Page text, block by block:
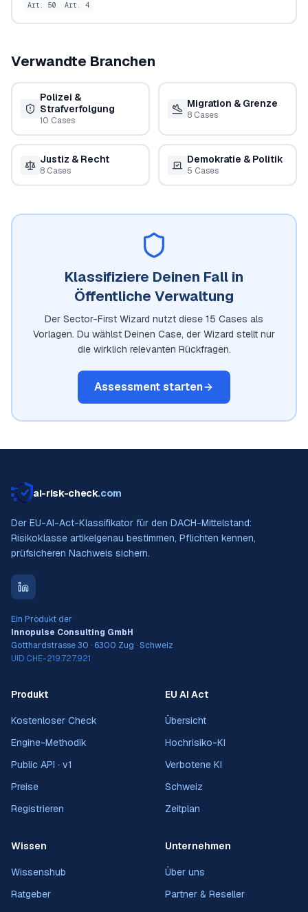
Art. 50 Art. 4
Verwandte Branchen
Polizei &
Strafverfolgung
10 Cases
Migration & Grenze
8 Cases
Justiz & Recht
8 Cases
Demokratie & Politik
5 Cases
Klassifiziere Deinen Fall in
Öffentliche Verwaltung
Der Sector-First Wizard nutzt diese 15 Cases als
Vorlagen. Du wählst Deinen Case, der Wizard stellt nur
die wirklich relevanten Rückfragen.
Assessment starten
ai-risk-check.com
Der EU-AI-Act-Klassifikator für den DACH-Mittelstand:
Risikoklasse artikelgenau bestimmen, Pflichten kennen,
prüfsicheren Nachweis sichern.
Ein Produkt der
Innopulse Consulting GmbH
Gotthardstrasse 30 · 6300 Zug · Schweiz
UID CHE-219.727.921
Produkt
Kostenloser Check
Engine-Methodik
Public API · v1
Preise
Registrieren
EU AI Act
Übersicht
Hochrisiko-KI
Verbotene KI
Schweiz
Zeitplan
Wissen
Wissenshub
Ratgeber
Unternehmen
Über uns
Partner & Reseller